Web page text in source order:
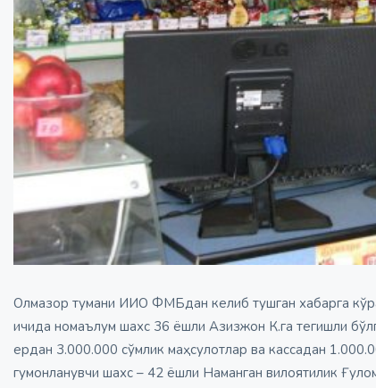
Олмазор тумани ИИО ФМБдан келиб тушган хабарга
ичида номаълум шахс 36 ёшли Азизжон К.га тегишли
ердан 3.000.000 сўмлик маҳсулотлар ва кассадан
гумонланувчи шахс – 42 ёшли Наманган вилоятилик